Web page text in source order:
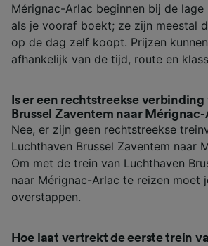
Mérignac-Arlac beginnen bij de lage
als je vooraf boekt; ze zijn meestal
op de dag zelf koopt. Prijzen
afhankelijk van de tijd, route en
Is er een rechtstreekse
Brussel Zaventem naar
Nee, er zijn geen rechtstreekse
Luchthaven Brussel Zaventem naar
Om met de trein van Luchthaven
naar Mérignac-Arlac te reizen moet
overstappen.
Hoe laat vertrekt de eerste trein